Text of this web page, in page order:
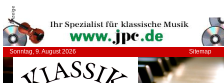
Anzeige
Sonntag, 9. August 2026 Sitemap